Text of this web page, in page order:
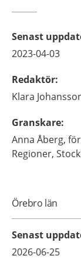
Senast
2023-04-03
Redaktör:
Klara
Granskare:
Anna Åberg,
Regioner,
Örebro län
Senast
2026-06-25